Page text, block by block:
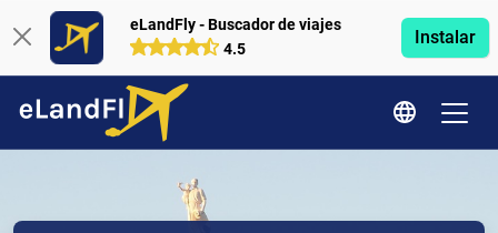
eLandFly - Buscador de viajes
4.5
Instalar